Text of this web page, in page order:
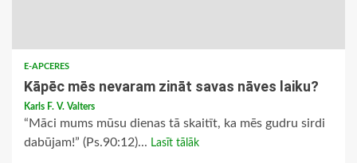
E-APCERES
Kāpēc mēs nevaram zināt savas nāves laiku?
Karls F. V. Valters
“Māci mums mūsu dienas tā skaitīt, ka mēs gudru sirdi
dabūjam!” (Ps.90:12)... Lasīt tālāk